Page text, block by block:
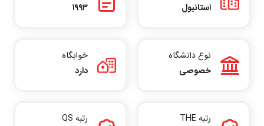
استانبول
۱۹۹۳
نوع دانشگاه
خصوصی
خوابگاه
دارد
رتبه THE
رتبه QS